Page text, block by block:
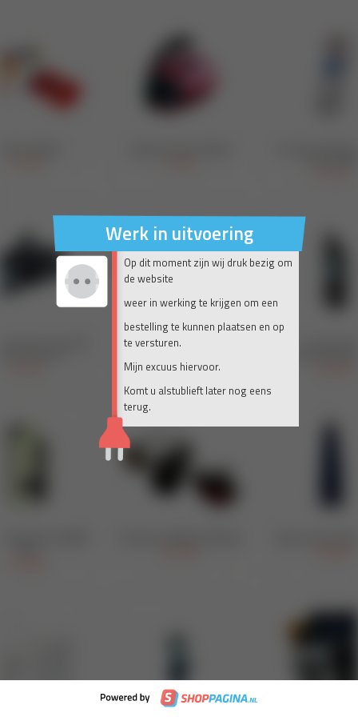
Werk in uitvoering
Op dit moment zijn wij druk bezig om
de website
weer in werking te krijgen om een
bestelling te kunnen plaatsen en op
te versturen.
Mijn excuus hiervoor.
Komt u alstublieft later nog eens
terug.